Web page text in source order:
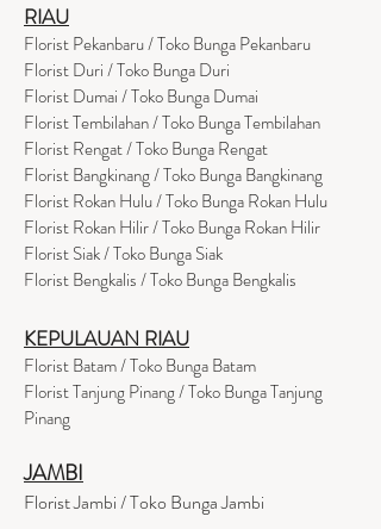
RIAU
Florist Pekanbaru / Toko Bunga Pekanbaru
Florist Duri / Toko Bunga Duri
Florist Dumai / Toko Bunga Dumai
Florist Tembilahan / Toko Bunga Tembilahan
Florist Rengat / Toko Bunga Rengat
Florist Bangkinang / Toko Bunga Bangkinang
Florist Rokan Hulu / Toko Bunga Rokan Hulu
Florist Rokan Hilir / Toko Bunga Rokan Hilir
Florist Siak / Toko Bunga Siak
Florist Bengkalis / Toko Bunga Bengkalis
KEPULAUAN RIAU
Florist Batam / Toko Bunga Batam
Florist Tanjung Pinang / Toko Bunga Tanjung
Pinang
JAMBI
Florist Jambi / Toko Bunga Jambi